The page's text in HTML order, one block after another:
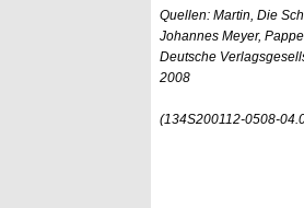
Quellen: Martin, Die
Johannes Meyer,
Deutsche
2008
(134S200112-0508-